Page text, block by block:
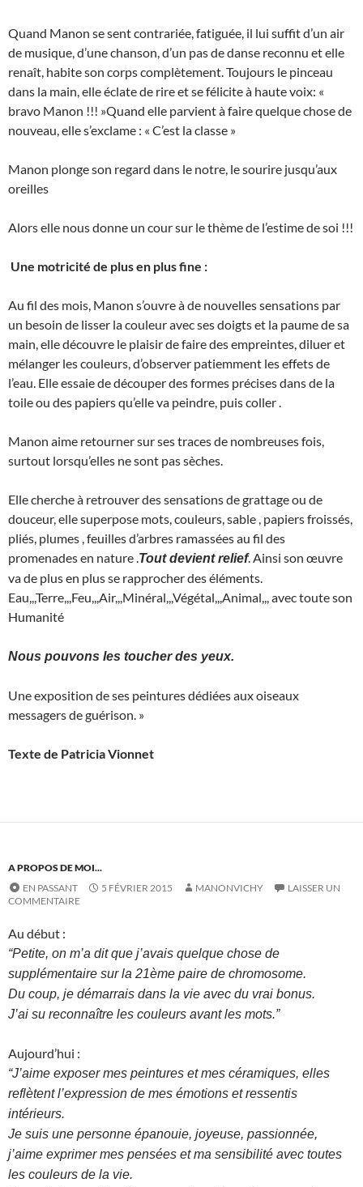
Quand Manon se sent contrariée, fatiguée, il lui suffit d’un air
de musique, d’une chanson, d’un pas de danse reconnu et elle
renaît, habite son corps complètement. Toujours le pinceau
dans la main, elle éclate de rire et se félicite à haute voix: «
bravo Manon !!! »Quand elle parvient à faire quelque chose de
nouveau, elle s’exclame : « C’est la classe »
Manon plonge son regard dans le notre, le sourire jusqu’aux
oreilles
Alors elle nous donne un cour sur le thème de l’estime de soi !!!
Une motricité de plus en plus fine :
Au fil des mois, Manon s’ouvre à de nouvelles sensations par
un besoin de lisser la couleur avec ses doigts et la paume de sa
main, elle découvre le plaisir de faire des empreintes, diluer et
mélanger les couleurs, d’observer patiemment les effets de
l’eau. Elle essaie de découper des formes précises dans de la
toile ou des papiers qu’elle va peindre, puis coller .
Manon aime retourner sur ses traces de nombreuses fois,
surtout lorsqu’elles ne sont pas sèches.
Elle cherche à retrouver des sensations de grattage ou de
douceur, elle superpose mots, couleurs, sable , papiers froissés,
pliés, plumes , feuilles d’arbres ramassées au fil des
promenades en nature .Tout devient relief. Ainsi son œuvre
va de plus en plus se rapprocher des éléments.
Eau,,,Terre,,,Feu,,,Air,,,Minéral,,,Végétal,,,Animal,,, avec toute son
Humanité
Nous pouvons les toucher des yeux.
Une exposition de ses peintures dédiées aux oiseaux
messagers de guérison. »
Texte de Patricia Vionnet
A PROPOS DE MOI...
EN PASSANT
5 FÉVRIER 2015 MANONVICHY
LAISSER UN
COMMENTAIRE
Au début :
“Petite, on m’a dit que j’avais quelque chose de
supplémentaire sur la 21ème paire de chromosome.
Du coup, je démarrais dans la vie avec du vrai bonus.
J’ai su reconnaître les couleurs avant les mots.”
Aujourd’hui :
“J’aime exposer mes peintures et mes céramiques, elles
reflètent l’expression de mes émotions et ressentis
intérieurs.
Je suis une personne épanouie, joyeuse, passionnée,
j’aime exprimer mes pensées et ma sensibilité avec toutes
les couleurs de la vie.